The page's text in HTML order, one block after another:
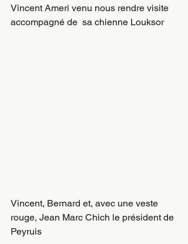
Vincent Ameri venu nous rendre visite
accompagné de  sa chienne Louksor
Vincent, Bernard et, avec une veste
rouge, Jean Marc Chich le président de
Peyruis